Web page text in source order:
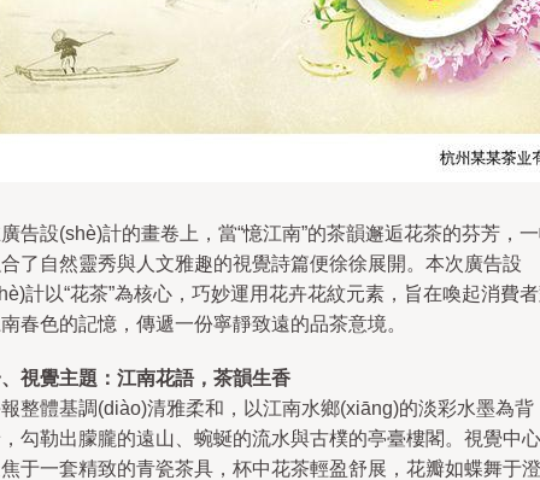
告設(shè)計的畫卷上，當“憶江南”的茶韻邂逅花茶的芬芳，
了自然靈秀與人文雅趣的視覺詩篇便徐徐展開。本次廣告設
計以“花茶”為核心，巧妙運用花卉花紋元素，旨在喚起消費
春色的記憶，傳遞一份寧靜致遠的品茶意境。
視覺主題：江南花語，茶韻生香
整體基調(diào)清雅柔和，以江南水鄉(xiāng)的淡彩水墨為背
勾勒出朦朧的遠山、蜿蜒的流水與古樸的亭臺樓閣。視覺中心
于一套精致的青瓷茶具，杯中花茶輕盈舒展，花瓣如蝶舞于澄